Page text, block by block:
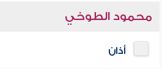
محمود الطوخي
أذان